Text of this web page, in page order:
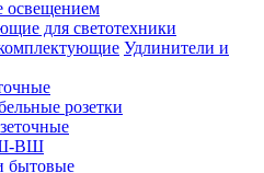
освещением
для светотехники
Удлинители и
розетки
ВШ
бытовые